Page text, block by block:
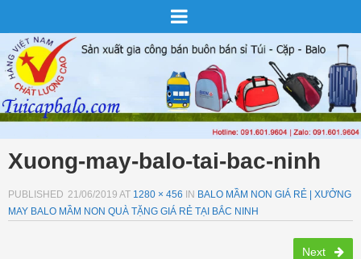
Xuong-may-balo-tai-bac-ninh
PUBLISHED 21/06/2019 AT 1280 × 456 IN BALO MẦM NON GIÁ RẺ | XƯỞNG
MAY BALO MẦM NON QUÀ TẶNG GIÁ RẺ TẠI BẮC NINH
Next